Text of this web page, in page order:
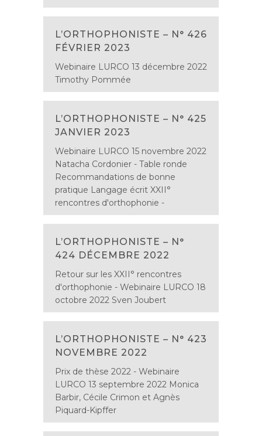
L’ORTHOPHONISTE – N° 426
FÉVRIER 2023
Webinaire LURCO 13 décembre 2022
Timothy Pommée
L’ORTHOPHONISTE – N° 425
JANVIER 2023
Webinaire LURCO 15 novembre 2022
Natacha Cordonier - Table ronde
Recommandations de bonne
pratique Langage écrit XXII°
rencontres d'orthophonie -
L’ORTHOPHONISTE – N°
424 DÉCEMBRE 2022
Retour sur les XXII° rencontres
d'orthophonie - Webinaire LURCO 18
octobre 2022 Sven Joubert
L’ORTHOPHONISTE – N° 423
NOVEMBRE 2022
Prix de thèse 2022 - Webinaire
LURCO 13 septembre 2022 Monica
Barbir, Cécile Crimon et Agnès
Piquard-Kipffer